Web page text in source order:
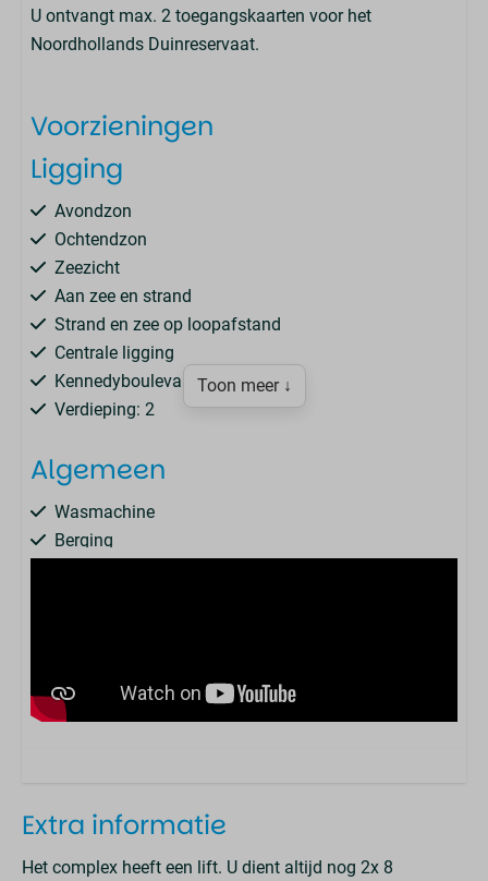
U ontvangt max. 2 toegangskaarten voor het
Noordhollands Duinreservaat.
Voorzieningen
Ligging
Avondzon
Ochtendzon
Zeezicht
Aan zee en strand
Strand en zee op loopafstand
Centrale ligging
Kennedyboulevard
Verdieping: 2
Algemeen
Wasmachine
Berging
Terrasflat
Toegankelijkheid
Toon meer ↓
Extra informatie
Het complex heeft een lift. U dient altijd nog 2x 8